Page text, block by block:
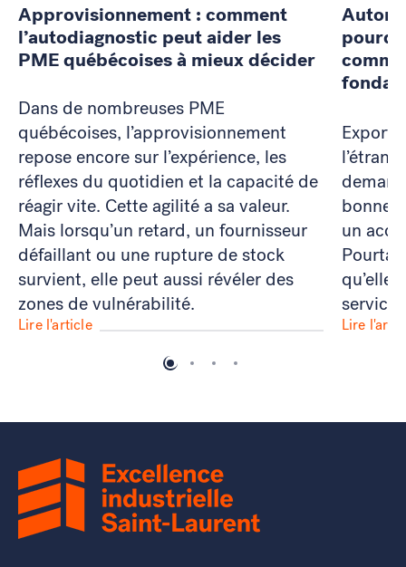
Approvisionnement : comment
l’autodiagnostic peut aider les
PME québécoises à mieux décider
Dans de nombreuses PME
québécoises, l’approvisionnement
repose encore sur l’expérience, les
réflexes du quotidien et la capacité de
réagir vite. Cette agilité a sa valeur.
Mais lorsqu’un retard, un fournisseur
défaillant ou une rupture de stock
survient, elle peut aussi révéler des
zones de vulnérabilité.
Lire l'article
bonne
un
service
Lire